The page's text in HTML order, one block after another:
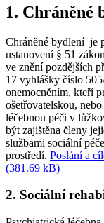
1. Chráněné
Chráněné bydlení je
ustanovení § 51
ve znění pozdějších
17 vyhlášky číslo
onemocněním, kteří
ošetřovatelskou,
léčebnou péči v
být zajištěna členy
službami sociální
prostředí. Poslání a
(381.69 kB)
2. Sociální